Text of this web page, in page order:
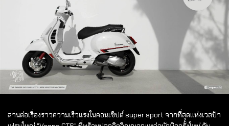
สานต่อเรื่องราวความเร็วแรงในคอนเซ็ปต์ super sport จากที่สุดแห่งเวสป้า